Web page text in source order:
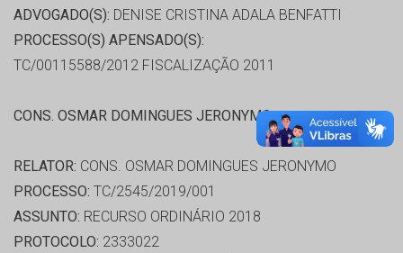
ADVOGADO(S): DENISE CRISTINA ADALA BENFATTI
PROCESSO(S) APENSADO(S):
TC/00115588/2012 FISCALIZAÇÃO 2011
CONS. OSMAR DOMINGUES JERONYMO
RELATOR: CONS. OSMAR DOMINGUES JERONYMO
PROCESSO: TC/2545/2019/001
ASSUNTO: RECURSO ORDINÁRIO 2018
PROTOCOLO: 2333022